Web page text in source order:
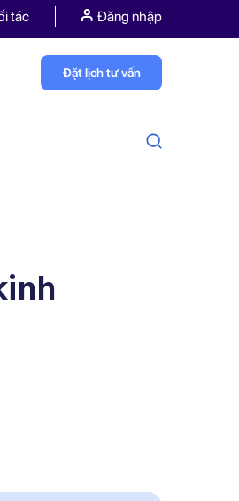
tác Đăng nhập
Đặt lịch tư vấn